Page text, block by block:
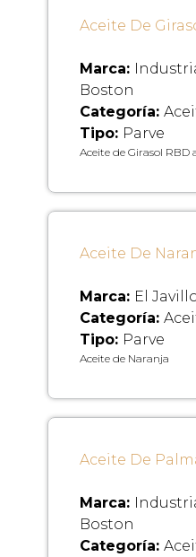
Aceite De
Marca:
Boston
Categoría:
Tipo: Parve
Aceite de Girasol RBD
Aceite De
Marca: El
Categoría:
Tipo: Parve
Aceite de Naranja
Aceite De
Marca:
Boston
Categoría: